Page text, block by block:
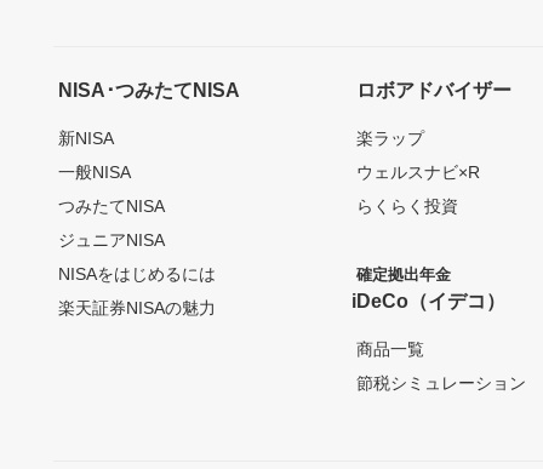
NISA･つみたてNISA
新NISA
一般NISA
つみたてNISA
ジュニアNISA
NISAをはじめるには
楽天証券NISAの魅力
ロボアドバイザー
楽ラップ
ウェルスナビ×R
らくらく投資
確定拠出年金
iDeCo（イデコ）
商品一覧
節税シミュレーション